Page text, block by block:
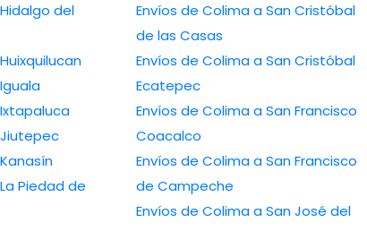
de Colima a Huixquilucan
Colima a Iguala
de Colima a Ixtapaluca
de Colima a Jiutepec
de Colima a Kanasín
Envíos de Colima a San Cristóbal
de las Casas
Envíos de Colima a San Cristóbal
Ecatepec
Envíos de Colima a San Francisco
Coacalco
Envíos de Colima a San Francisco
de Campeche
Envíos de Colima a San José del